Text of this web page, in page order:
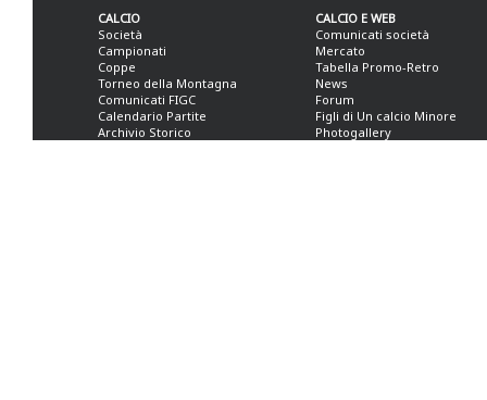
CALCIO
Società
Campionati
Coppe
Torneo della Montagna
Comunicati FIGC
Calendario Partite
Archivio Storico
CALCIO E WEB
Comunicati società
Mercato
Tabella Promo-Retro
News
Forum
Figli di Un calcio Minore
Photogallery